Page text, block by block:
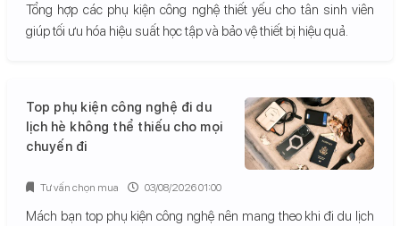
Tổng hợp các phụ kiện công nghệ thiết yếu cho tân sinh viên
giúp tối ưu hóa hiệu suất học tập và bảo vệ thiết bị hiệu quả.
Top phụ kiện công nghệ đi du
lịch hè không thể thiếu cho mọi
chuyến đi
Mách bạn top phụ kiện công nghệ nên mang theo khi đi du lịch
Tư vấn chọn mua 03/08/2026 01:00